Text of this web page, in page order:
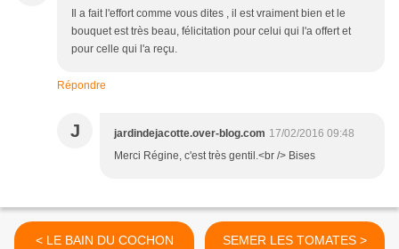
Il a fait l'effort comme vous dites , il est vraiment bien et le
bouquet est très beau, félicitation pour celui qui l'a offert et
pour celle qui l'a reçu.
Répondre
J jardindejacotte.over-blog.com 17/02/2016 09:48
Merci Régine, c'est très gentil.<br /> Bises
< LE BAIN DU COCHON
SEMER LES TOMATES >